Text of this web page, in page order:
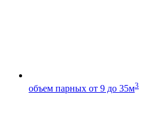
объем парных от 9 до 35м3